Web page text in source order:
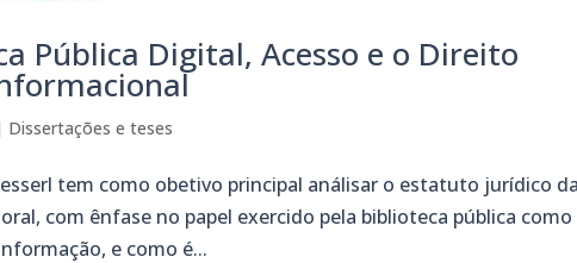
Pública Digital, Acesso e o Direito
Dissertações e teses
tem como obetivo principal análisar o estatuto jurídico
com ênfase no papel exercido pela biblioteca pública como
e como é...